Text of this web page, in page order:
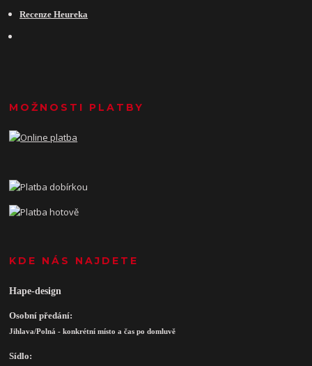
Recenze Heureka
MOŽNOSTI PLATBY
KDE NÁS NAJDETE
Hape-design
Osobní předání:
Jihlava/Polná - konkrétní místo a čas po domluvě
Sídlo: